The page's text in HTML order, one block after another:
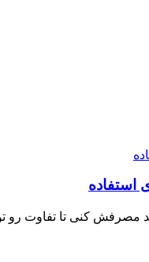
استفاده
مصرفش کنی تا